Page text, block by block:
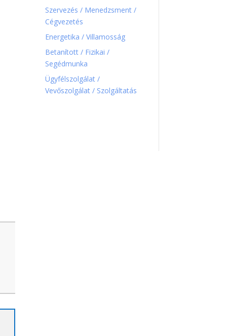
Szervezés / Menedzsment /
Cégvezetés
Energetika / Villamosság
Betanított / Fizikai /
Segédmunka
Ügyfélszolgálat /
Vevőszolgálat / Szolgáltatás